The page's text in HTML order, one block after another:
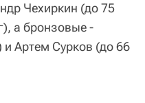
Чехиркин (до 75
а бронзовые -
Артем Сурков (до 66